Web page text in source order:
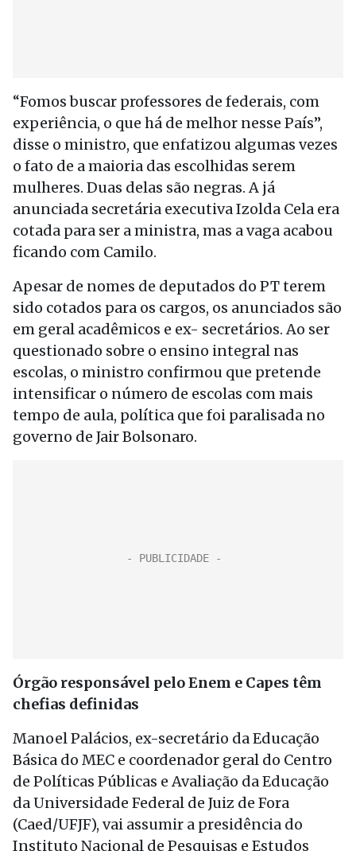
“Fomos buscar professores de federais, com
experiência, o que há de melhor nesse País”,
disse o ministro, que enfatizou algumas vezes
o fato de a maioria das escolhidas serem
mulheres. Duas delas são negras. A já
anunciada secretária executiva Izolda Cela era
cotada para ser a ministra, mas a vaga acabou
ficando com Camilo.
Apesar de nomes de deputados do PT terem
sido cotados para os cargos, os anunciados são
em geral acadêmicos e ex- secretários. Ao ser
questionado sobre o ensino integral nas
escolas, o ministro confirmou que pretende
intensificar o número de escolas com mais
tempo de aula, política que foi paralisada no
governo de Jair Bolsonaro.
Órgão responsável pelo Enem e Capes têm
chefias definidas
Manoel Palácios, ex-secretário da Educação
Básica do MEC e coordenador geral do Centro
de Políticas Públicas e Avaliação da Educação
da Universidade Federal de Juiz de Fora
(Caed/UFJF), vai assumir a presidência do
Instituto Nacional de Pesquisas e Estudos